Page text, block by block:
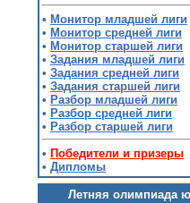
• Монитор младшей лиги
• Монитор средней лиги
• Монитор старшей лиги
• Задания младшей лиги
• Задания средней лиги
• Задания старшей лиги
• Разбор младшей лиги
• Разбор средней лиги
• Разбор старшей лиги
• Победители и призеры
• Дипломы
Летняя олимпиада